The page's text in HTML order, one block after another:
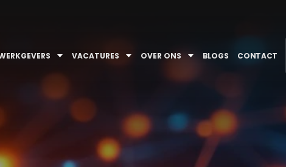
VACATURES OVER ONS BLOGS CONTACT